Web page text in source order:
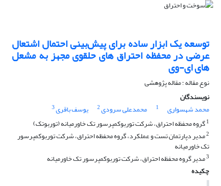
توسعه یک ابزار ساده برای پیش‌بینی احتمال اشتعال
عرضی در محفظه احتراق های حلقوی مجهز به مشعل
های ای-وی
نوع مقاله : مقاله پژوهشی
نویسندگان
محمد شهسواری
1 محمدعلی سرودی2 یوسف باقری3
1گروه محفظه احتراق، شرکت توربوکمپرسور تک خاورمیانه (توربوتک)
2مدیر دپارتمان تست و عملکرد، گروه محفظه احتراق، شرکت توربوکمپرسور
تک خاورمیانه
3مدیر گروه محفظه احتراق، شرکت توربوکمپرسور تک خاورمیانه
چکیده